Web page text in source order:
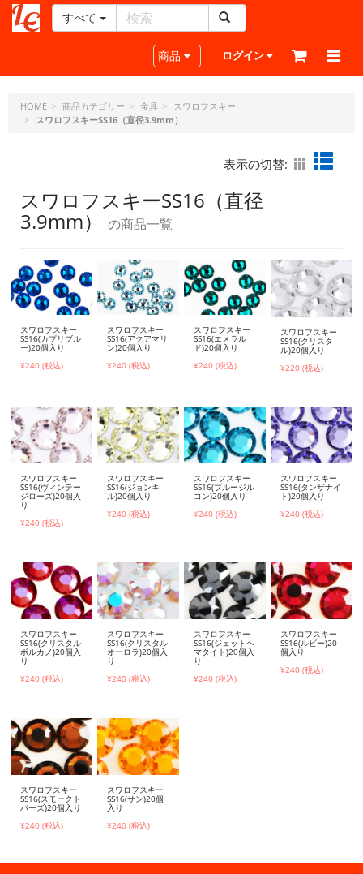
ー
ラ
フ
ト・
ジ
ェ
ピ
ー
すべて
Toggle navigation
商品 ログイン
HOME 商品カテゴリー 金具
スワロフスキー
スワロフスキーSS16（直径3.9mm）
表示の切替:
スワロフスキーSS16（直径
3.9mm） の商品一覧
スワロフスキー
SS16(カプリブル
ー)20個入り
¥240 (税込)
スワロフスキー
SS16(アクアマリ
ン)20個入り
¥240 (税込)
スワロフスキー
SS16(エメラル
ド)20個入り
¥240 (税込)
スワロフスキー
SS16(クリスタ
ル)20個入り
¥220 (税込)
スワロフスキー
SS16(ヴィンテー
ジローズ)20個入
り
¥240 (税込)
スワロフスキー
SS16(ジョンキ
ル)20個入り
¥240 (税込)
スワロフスキー
SS16(ブルージル
コン)20個入り
¥240 (税込)
スワロフスキー
SS16(タンザナイ
ト)20個入り
¥240 (税込)
スワロフスキー
SS16(クリスタル
ボルカノ)20個入
り
¥240 (税込)
スワロフスキー
SS16(クリスタル
オーロラ)20個入
り
¥240 (税込)
スワロフスキー
SS16(ジェットヘ
マタイト)20個入
り
¥240 (税込)
スワロフスキー
SS16(ルビー)20
個入り
¥240 (税込)
スワロフスキー
SS16(スモークト
パーズ)20個入り
¥240 (税込)
スワロフスキー
SS16(サン)20個
入り
¥240 (税込)